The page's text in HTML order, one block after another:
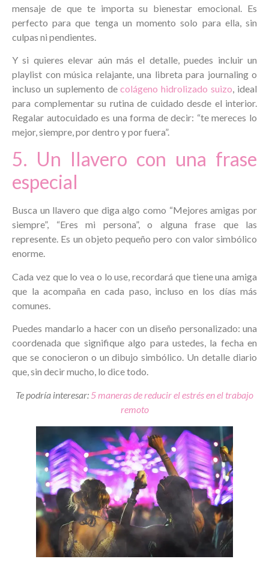
mensaje de que te importa su bienestar emocional. Es
perfecto para que tenga un momento solo para ella, sin
culpas ni pendientes.
Y si quieres elevar aún más el detalle, puedes incluir un
playlist con música relajante, una libreta para journaling o
incluso un suplemento decolágeno hidrolizado suizo, ideal
para complementar su rutina de cuidado desde el interior.
Regalar autocuidado es una forma de decir: “te mereces lo
mejor, siempre, por dentro y por fuera”.
5. Un llavero con una frase
especial
Busca un llavero que diga algo como “Mejores amigas por
siempre”, “Eres mi persona”, o alguna frase que las
represente. Es un objeto pequeño pero con valor simbólico
enorme.
Cada vez que lo vea o lo use, recordará que tiene una amiga
que la acompaña en cada paso, incluso en los días más
comunes.
Puedes mandarlo a hacer con un diseño personalizado: una
coordenada que signifique algo para ustedes, la fecha en
que se conocieron o un dibujo simbólico. Un detalle diario
que, sin decir mucho, lo dice todo.
Te podría interesar: 5 maneras de reducir el estrés en el trabajo
remoto